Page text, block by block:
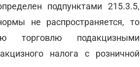
подпунктами 215.3.5,
не распространяется, то
торговлю подакцизными
налога с розничной